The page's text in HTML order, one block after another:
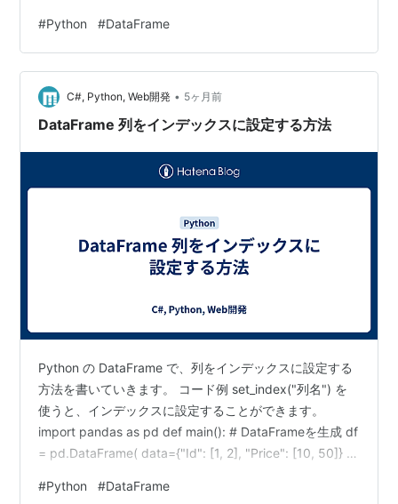
直後の内容は以下の通りです。 Close 0 100 1 102 列を
追加した後は以下の通りです。 C…
#Python #DataFrame
C#, Python, Web開発 • 5ヶ月前
DataFrame 列をインデックスに設定する方法
Python の DataFrame で、列をインデックスに設定する
方法を書いていきます。 コード例 set_index("列名") を
使うと、インデックスに設定することができます。
import pandas as pd def main(): # DataFrameを生成 df
= pd.DataFrame( data={"Id": [1, 2], "Price": [10, 50]} )
__name__ == '__main__': main() 確認 DF生成後とインデ
#Python #DataFrame